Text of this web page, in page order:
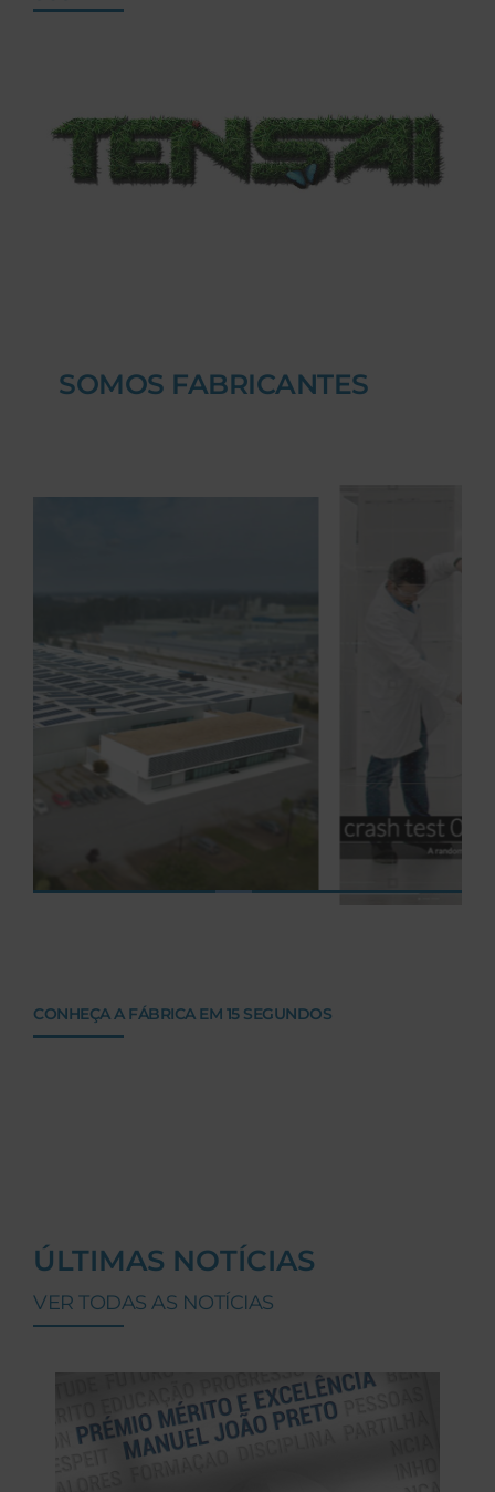
SOMOS FABRICANTES
CONHEÇA A FÁBRICA EM 15 SEGUNDOS
ÚLTIMAS NOTÍCIAS
VER TODAS AS NOTÍCIAS